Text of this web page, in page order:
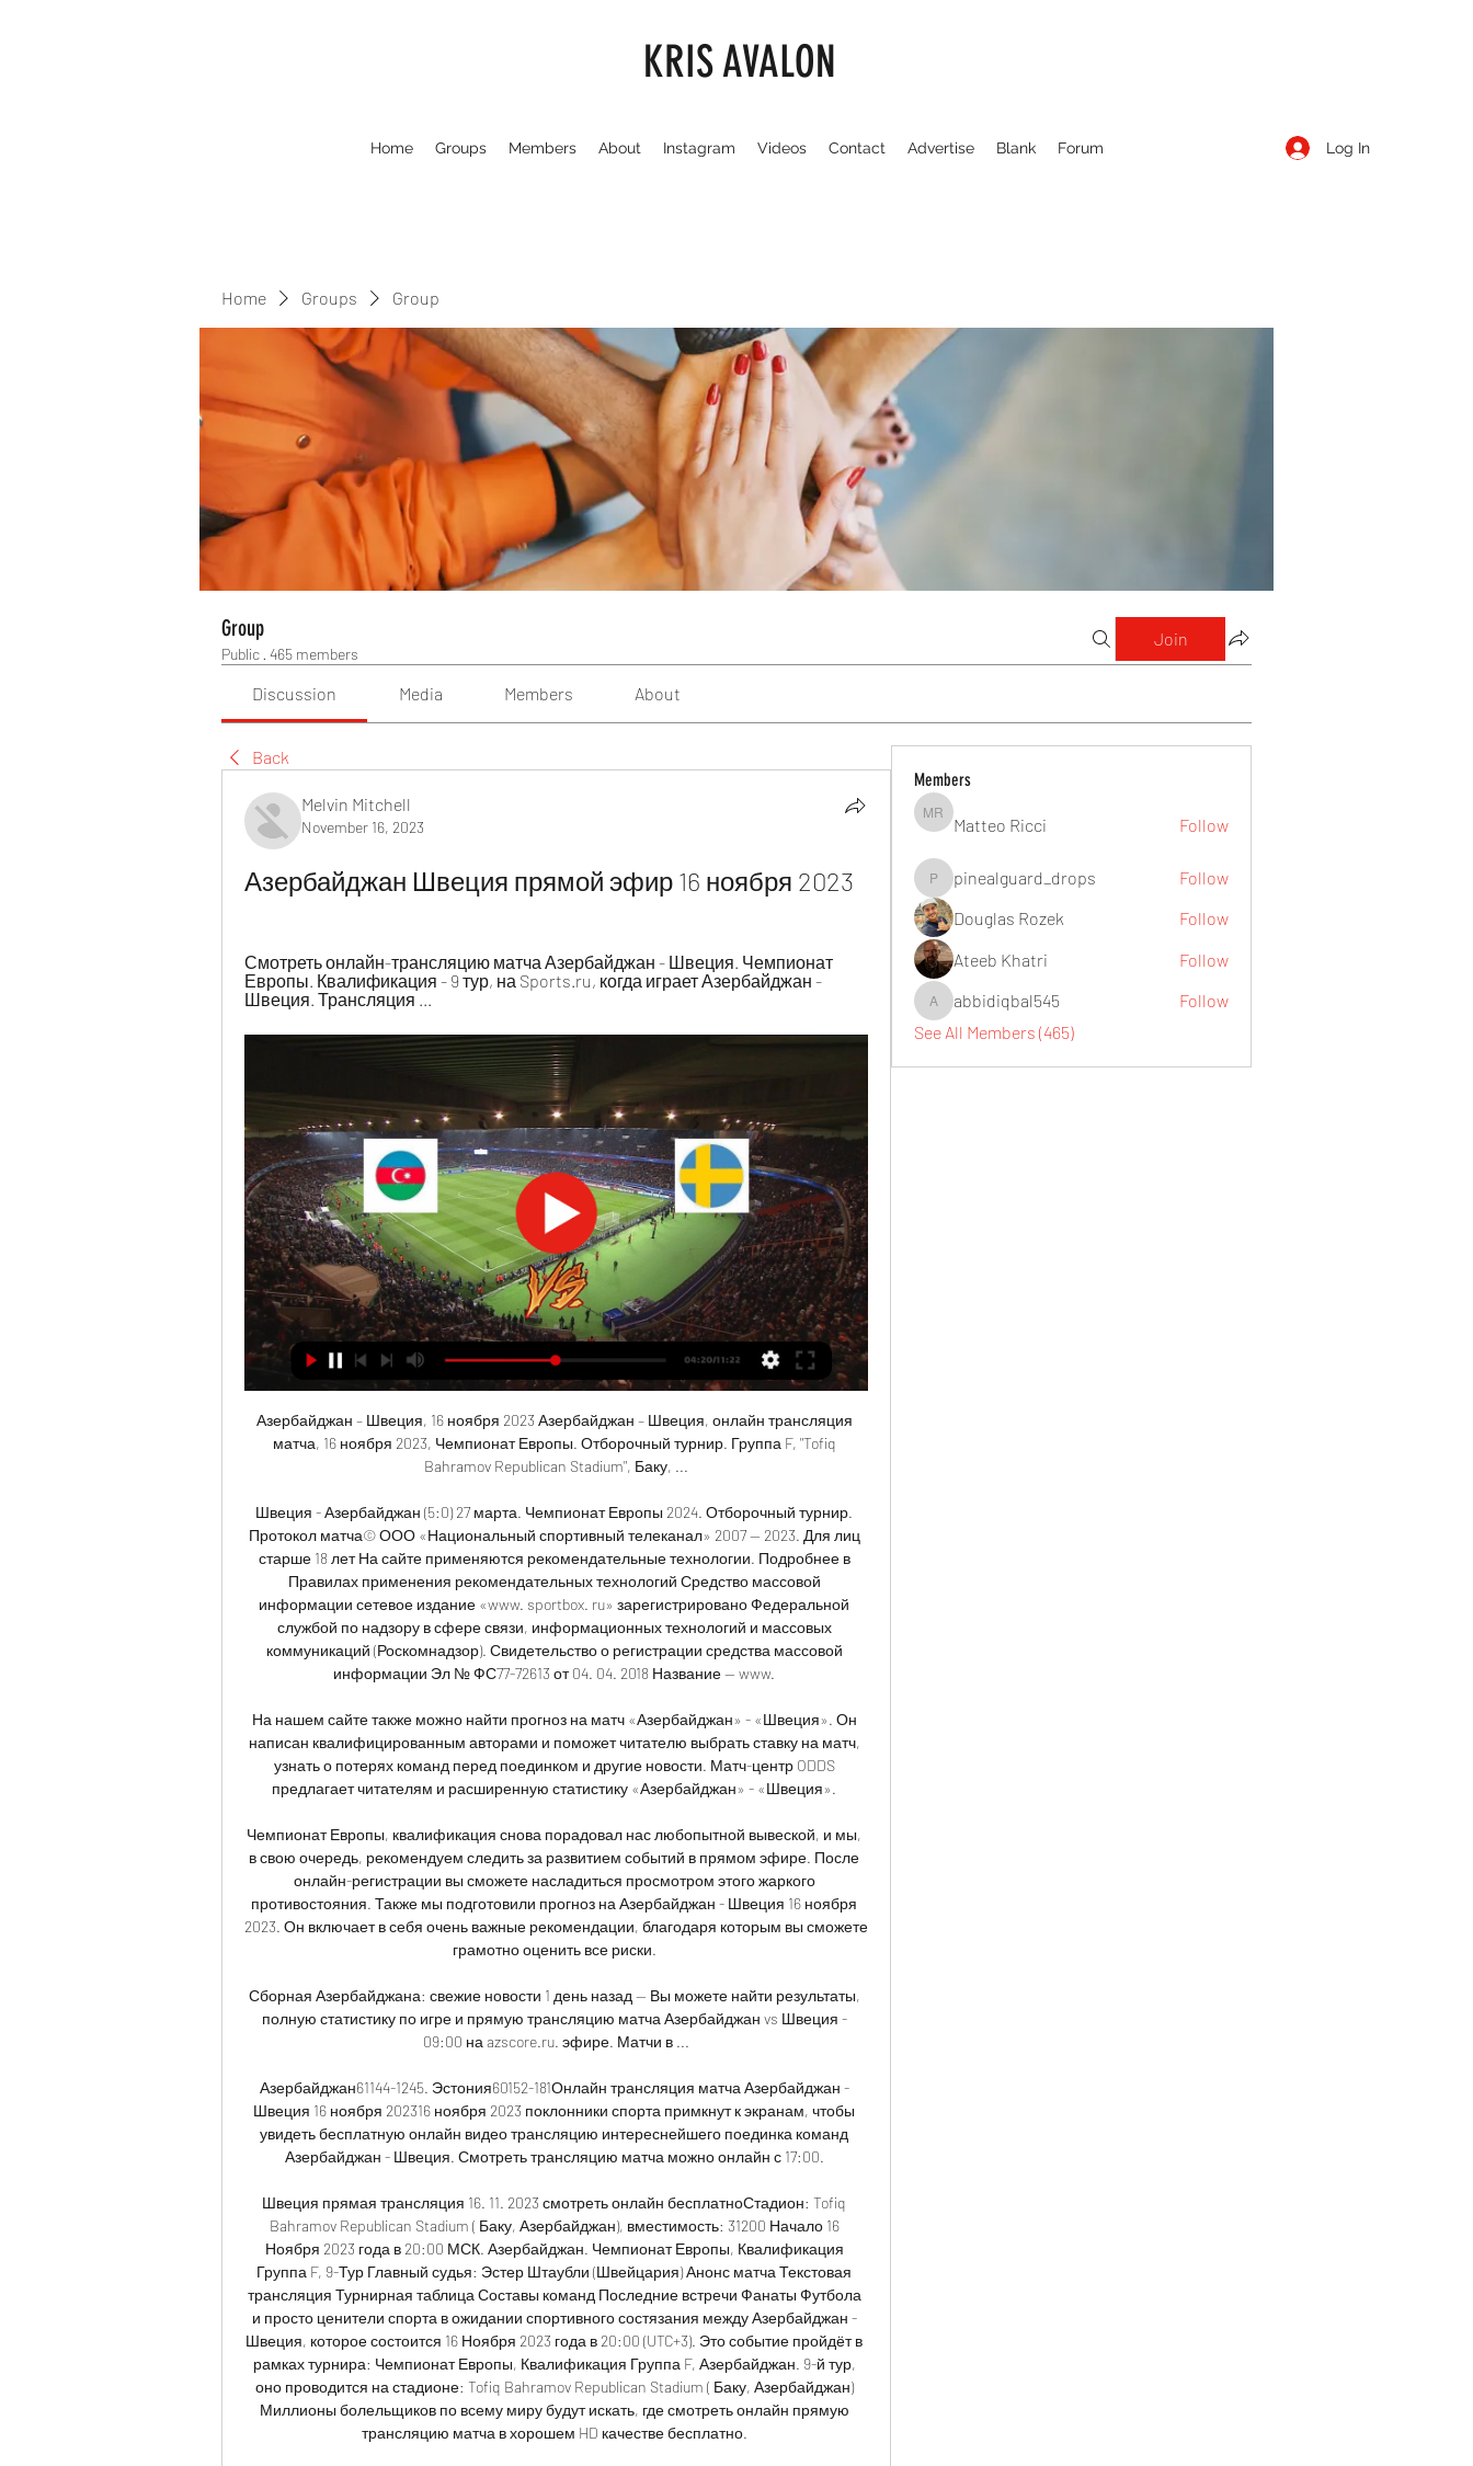
KRIS AVALON
Home Groups Members About Instagram Videos Contact Advertise Blank Forum Log In
Home Groups Group
Group
Public · 465 members
Join
Discussion Media Members About
Back
Melvin Mitchell
November 16, 2023
Азербайджан Швеция прямой эфир 16 ноября 2023
Смотреть онлайн-трансляцию матча Азербайджан - Швеция. Чемпионат
Европы. Квалификация - 9 тур, на Sports.ru, когда играет Азербайджан -
Швеция. Трансляция ...
Азербайджан – Швеция, 16 ноября 2023 Азербайджан – Швеция, онлайн трансляция
матча, 16 ноября 2023, Чемпионат Европы. Отборочный турнир. Группа F, "Tofiq
Bahramov Republican Stadium", Баку, ...
Швеция - Азербайджан (5:0) 27 марта. Чемпионат Европы 2024. Отборочный турнир.
Протокол матча© ООО «Национальный спортивный телеканал» 2007 — 2023. Для лиц
старше 18 лет На сайте применяются рекомендательные технологии. Подробнее в
Правилах применения рекомендательных технологий Средство массовой
информации сетевое издание «www. sportbox. ru» зарегистрировано Федеральной
службой по надзору в сфере связи, информационных технологий и массовых
коммуникаций (Роскомнадзор). Свидетельство о регистрации средства массовой
информации Эл № ФС77-72613 от 04. 04. 2018 Название — www.
На нашем сайте также можно найти прогноз на матч «Азербайджан» - «Швеция». Он
написан квалифицированным авторами и поможет читателю выбрать ставку на матч,
узнать о потерях команд перед поединком и другие новости. Матч-центр ODDS
предлагает читателям и расширенную статистику «Азербайджан» - «Швеция».
Чемпионат Европы, квалификация снова порадовал нас любопытной вывеской, и мы,
в свою очередь, рекомендуем следить за развитием событий в прямом эфире. После
онлайн-регистрации вы сможете насладиться просмотром этого жаркого
противостояния. Также мы подготовили прогноз на Азербайджан - Швеция 16 ноября
2023. Он включает в себя очень важные рекомендации, благодаря которым вы сможете
грамотно оценить все риски.
Сборная Азербайджана: свежие новости 1 день назад — Вы можете найти результаты,
полную статистику по игре и прямую трансляцию матча Азербайджан vs Швеция -
09:00 на azscore.ru. эфире. Матчи в ...
Азербайджан61144-1245. Эстония60152-181Онлайн трансляция матча Азербайджан -
Швеция 16 ноября 202316 ноября 2023 поклонники спорта примкнут к экранам, чтобы
увидеть бесплатную онлайн видео трансляцию интереснейшего поединка команд
Азербайджан - Швеция. Смотреть трансляцию матча можно онлайн с 17:00.
Швеция прямая трансляция 16. 11. 2023 смотреть онлайн бесплатноСтадион: Tofiq
Bahramov Republican Stadium ( Баку, Азербайджан), вместимость: 31200 Начало 16
Ноября 2023 года в 20:00 МСК. Азербайджан. Чемпионат Европы, Квалификация
Группа F, 9-Тур Главный судья: Эстер Штаубли (Швейцария) Анонс матча Текстовая
трансляция Турнирная таблица Составы команд Последние встречи Фанаты Футбола
и просто ценители спорта в ожидании спортивного состязания между Азербайджан -
Швеция, которое состоится 16 Ноября 2023 года в 20:00 (UTC+3). Это событие пройдёт в
рамках турнира: Чемпионат Европы, Квалификация Группа F, Азербайджан. 9-й тур,
оно проводится на стадионе: Tofiq Bahramov Republican Stadium ( Баку, Азербайджан)
Миллионы болельщиков по всему миру будут искать, где смотреть онлайн прямую
трансляцию матча в хорошем HD качестве бесплатно.
Members
Matteo Ricci
Matteo Ricci Follow
pinealguard_drops
pinealguard_drops
Follow
Douglas Rozek
Follow
Ateeb Khatri
Follow
abbidiqbal545
abbidiqbal545
Follow
See All Members (465)